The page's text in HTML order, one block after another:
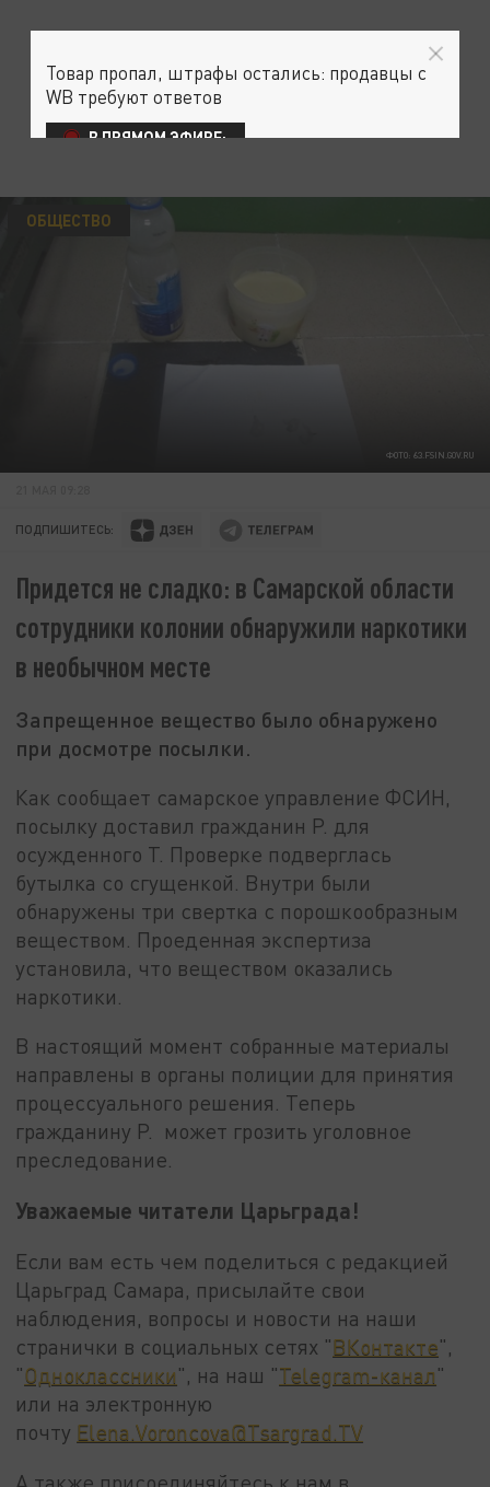
ФОТО: 63.FSIN.GOV.RU
ОБЩЕСТВО
ПОДПИШИТЕСЬ:
Придется не сладко: в Самарской области
сотрудники колонии обнаружили наркотики
в необычном месте
Запрещенное вещество было обнаружено
при досмотре посылки.
Как сообщает самарское управление ФСИН,
посылку доставил гражданин Р. для
осужденного Т. Проверке подверглась
бутылка со сгущенкой. Внутри были
обнаружены три свертка с порошкообразным
веществом. Проеденная экспертиза
установила, что веществом оказались
наркотики.
В настоящий момент собранные материалы
направлены в органы полиции для принятия
процессуального решения. Теперь
гражданину Р. может грозить уголовное
преследование.
Уважаемые читатели Царьграда!
Если вам есть чем поделиться с редакцией
Царьград Самара, присылайте свои
наблюдения, вопросы и новости на наши
странички в социальных сетях "ВКонтакте",
"Одноклассники", на наш "Telegram-канал"
или на электронную
почту Elena.Voroncova@Tsargrad.TV
А также присоединяйтесь к нам в
Товар пропал, штрафы остались: продавцы с
WB требуют ответов
В ПРЯМОМ ЭФИРЕ: